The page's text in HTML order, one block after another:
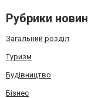
Рубрики новин
Загальний розділ
Туризм
Будівництво
Бізнес